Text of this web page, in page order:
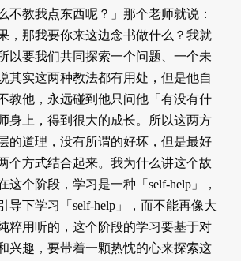
不教我点东西呢？」那个老师就说：
，那我要你来这边念书做什么？我就
以要我们共同探索一个问题、一个未
其实这两种教法都有用处，但是他自
教他，永远碰到他只​​问他「有没有什
身上，得到很大的成长。所以这两方
的道理，没有所谓的好坏，但是最好
个方式结合起来。我为什么讲这个故
这个阶段，学习是一种「self-help」，
导下学习「self-help」，而不能再像大
粹用听的，这个阶段的学习要基于对
兴趣，要带着一颗热忱的心来探索这